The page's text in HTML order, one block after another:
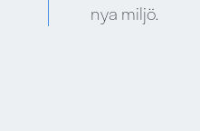
nya miljö.